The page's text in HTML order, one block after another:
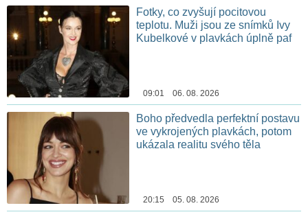
Fotky, co zvyšují pocitovou
teplotu. Muži jsou ze snímků Ivy
Kubelkové v plavkách úplně paf
09:01 06. 08. 2026
Boho předvedla perfektní postavu
ve vykrojených plavkách, potom
ukázala realitu svého těla
20:15 05. 08. 2026